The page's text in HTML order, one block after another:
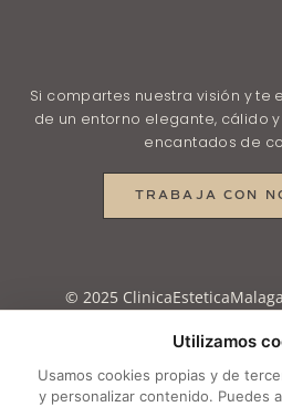
Si compartes nuestra visión y te
de un entorno elegante, cálido
encantados de
TRABAJA CON
© 2025
Política de Cookies
Utilizamos
Usamos cookies propias y de
y personalizar contenido. Puedes